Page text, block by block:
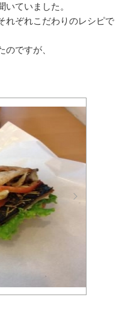
ていました。
れぞれこだわりのレシピで
ですが、